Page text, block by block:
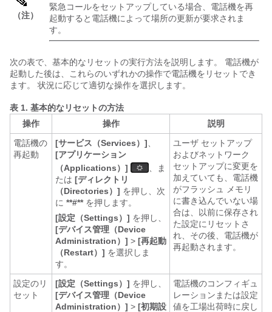
（注）
緊急コールをセットアップしている場合、電話機を再
起動すると電話機によって場所の更新が要求されま
す。
次の表で、基本的なリセットの実行方法を説明します。 電話機が
起動した後は、これらのいずれかの操作で電話機をリセットでき
ます。 状況に応じて適切な操作を選択します。
表 1. 基本的なリセットの方法
操作
操作
説明
電話機の
再起動
[サービス（Services）]
[アプリケーション
（Applications）]
、ま
たは [ディレクトリ
（Directories）] を押し、次
に **#**を押します。
[設定（Settings）] を押し、
[デバイス管理（Device
Administration）] > [再起動
（Restart）] を選択しま
す。
ユーザ セットアップ
およびネットワーク
セットアップに変更を
加えていても、電話機
がフラッシュ メモリ
に書き込んでいない場
合は、以前に保存され
た設定にリセットさ
れ、その後、電話機が
再起動されます。
設定のリ
セット
[設定（Settings）] を押し、
[デバイス管理（Device
Administration）] > [初期設
電話機のコンフィギュ
レーションまたは設定
値を工場出荷時に戻し